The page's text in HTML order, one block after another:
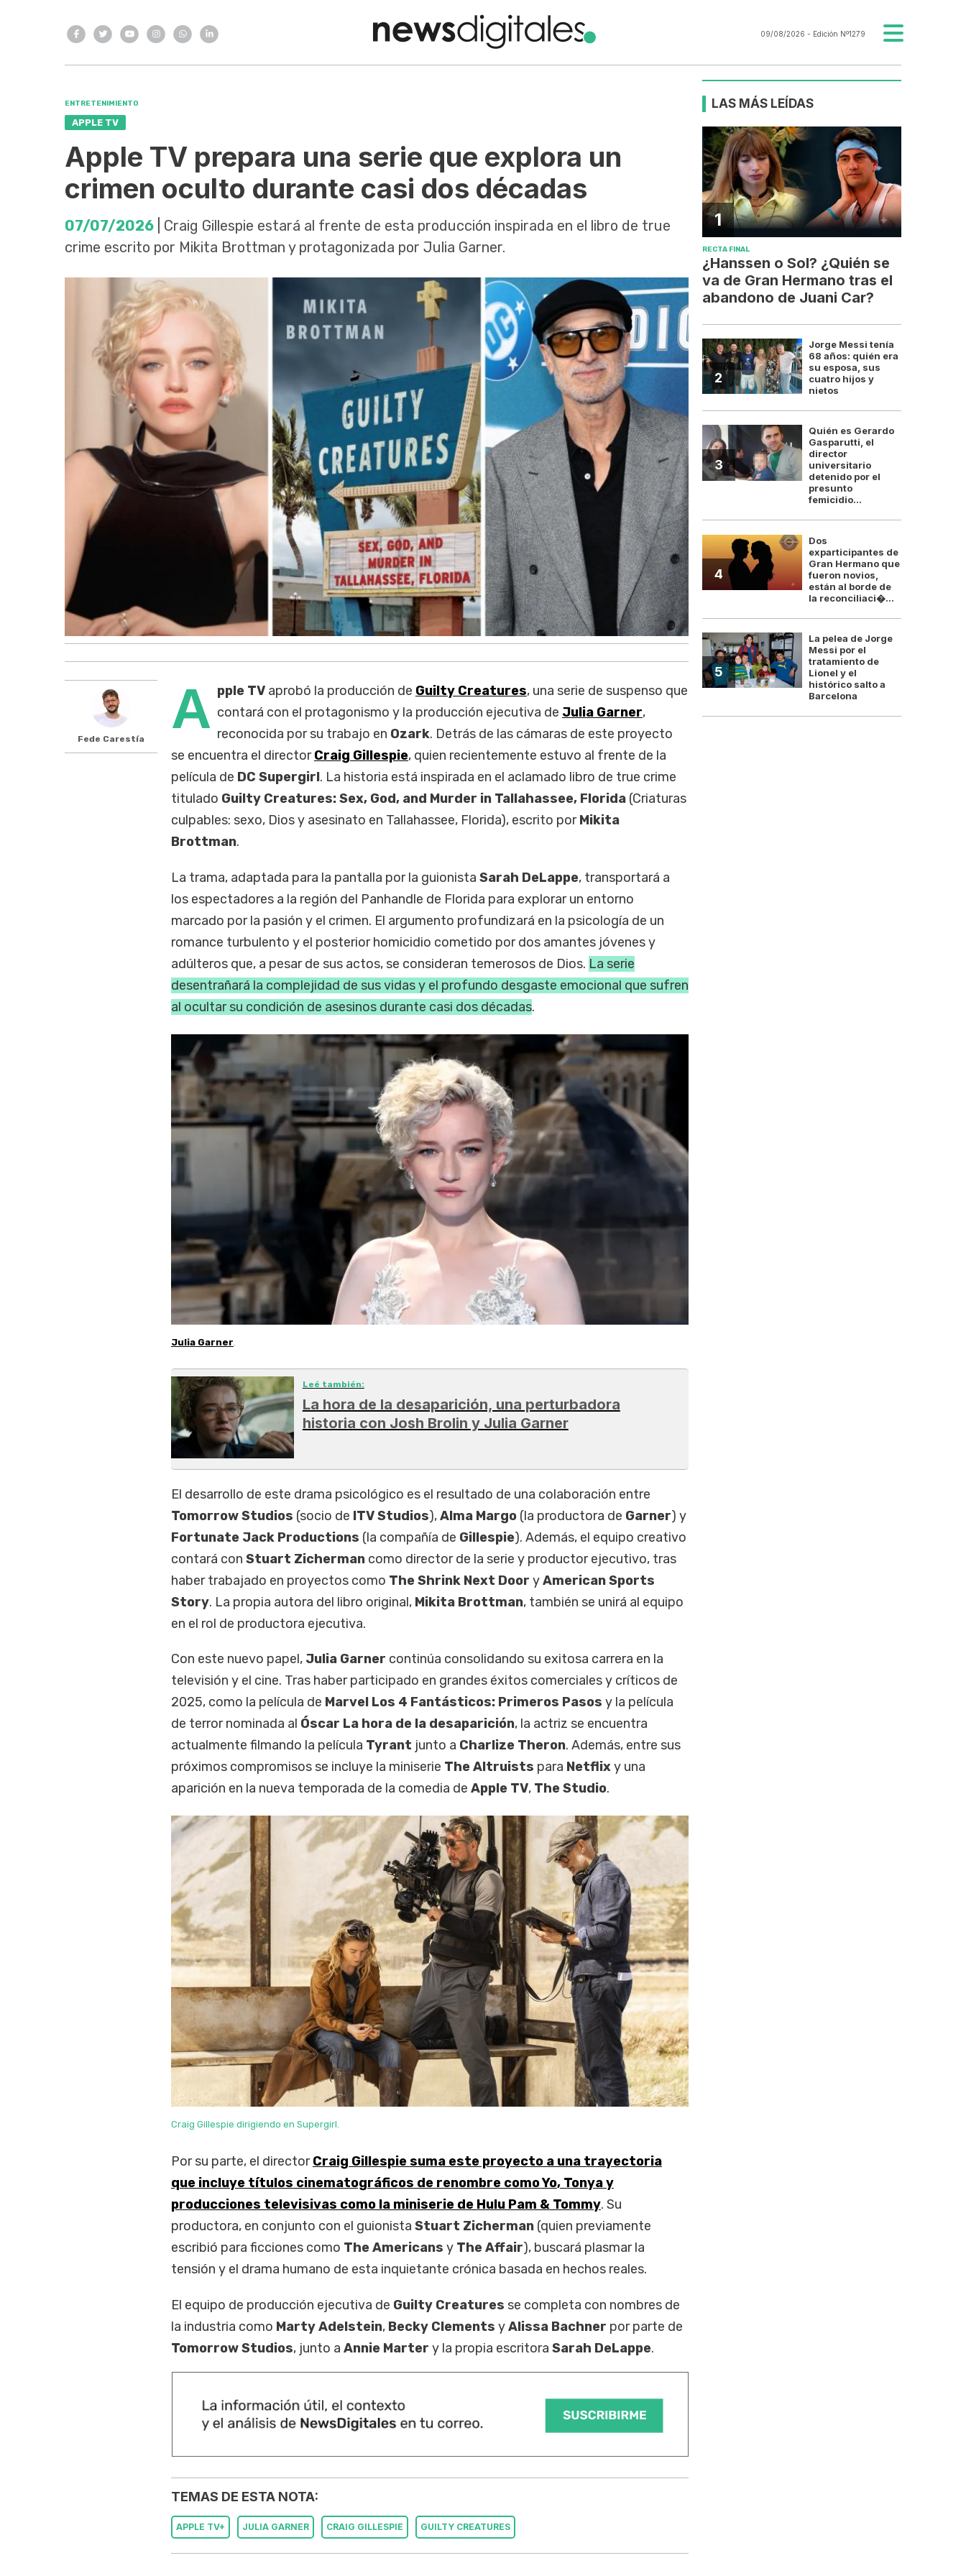
09/08/2026 - Edición Nº1279
ENTRETENIMIENTO
APPLE TV
Apple TV prepara una serie que explora un
crimen oculto durante casi dos décadas
07/07/2026 | Craig Gillespie estará al frente de esta producción inspirada en el libro de true
crime escrito por Mikita Brottman y protagonizada por Julia Garner.
Fede Carestía A pple TV aprobó la producción de Guilty Creatures, una serie de suspenso que
contará con el protagonismo y la producción ejecutiva de Julia Garner,
reconocida por su trabajo en Ozark. Detrás de las cámaras de este proyecto
se encuentra el directorCraig Gillespie, quien recientemente estuvo al frente de la
película de DC Supergirl. La historia está inspirada en el aclamado libro de true crime
titulado Guilty Creatures: Sex, God, and Murder in Tallahassee, Florida (Criaturas
culpables: sexo, Dios y asesinato en Tallahassee, Florida), escrito porMikita
Brottman.
La trama, adaptada para la pantalla por la guionista Sarah DeLappe, transportará a
los espectadores a la región del Panhandle de Florida para explorar un entorno
marcado por la pasión y el crimen. El argumento profundizará en la psicología de un
romance turbulento y el posterior homicidio cometido por dos amantes jóvenes y
adúlteros que, a pesar de sus actos, se consideran temerosos de Dios. La serie
desentrañará la complejidad de sus vidas y el profundo desgaste emocional que sufren
al ocultar su condición de asesinos durante casi dos décadas.
Julia Garner.
Leé también:
La hora de la desaparición, una perturbadora
historia con Josh Brolin y Julia Garner
El desarrollo de este drama psicológico es el resultado de una colaboración entre
Tomorrow Studios (socio de ITV Studios),Alma Margo (la productora de Garner) y
Fortunate Jack Productions (la compañía de Gillespie). Además, el equipo creativo
contará con Stuart Zicherman como director de la serie y productor ejecutivo, tras
haber trabajado en proyectos como The Shrink Next Door yAmerican Sports
Story. La propia autora del libro original, Mikita Brottman, también se unirá al equipo
en el rol de productora ejecutiva.
Con este nuevo papel, Julia Garner continúa consolidando su exitosa carrera en la
televisión y el cine. Tras haber participado en grandes éxitos comerciales y críticos de
2025, como la película de Marvel Los 4 Fantásticos: Primeros Pasos y la película
de terror nominada al Óscar La hora de la desaparición, la actriz se encuentra
actualmente filmando la película Tyrant junto a Charlize Theron. Además, entre sus
próximos compromisos se incluye la miniserie The Altruists para Netflixy una
aparición en la nueva temporada de la comedia de Apple TV, The Studio.
Craig Gillespie dirigiendo en Supergirl.
Por su parte, el directorCraig Gillespiesuma este proyecto a una trayectoria
que incluye títulos cinematográficos de renombre comoYo, Tonyay
producciones televisivas como la miniserie de Hulu Pam & Tommy. Su
productora, en conjunto con el guionista Stuart Zicherman (quien previamente
escribió para ficciones como The Americans y The Affair), buscará plasmar la
tensión y el drama humano de esta inquietante crónica basada en hechos reales.
El equipo de producción ejecutiva de Guilty Creatures se completa con nombres de
la industria como Marty Adelstein, Becky Clements yAlissa Bachner por parte de
Tomorrow Studios, junto a Annie Marter y la propia escritora Sarah DeLappe.
TEMAS DE ESTA NOTA:
APPLE TV+ JULIA GARNER CRAIG GILLESPIE GUILTY CREATURES
LAS MÁS LEÍDAS
1
RECTA FINAL
¿Hanssen o Sol? ¿Quién se
va de Gran Hermano tras el
abandono de Juani Car?
2
Jorge Messi tenía
68 años: quién era
su esposa, sus
cuatro hijos y
nietos
3
Quién es Gerardo
Gasparutti, el
director
universitario
detenido por el
presunto
femicidio...
4
Dos
exparticipantes de
Gran Hermano que
fueron novios,
están al borde de
la reconciliaci�...
5
La pelea de Jorge
Messi por el
tratamiento de
Lionel y el
histórico salto a
Barcelona